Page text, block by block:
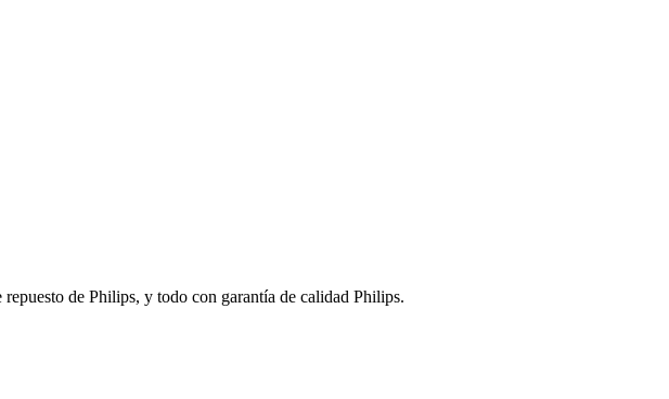
de Philips, y todo con garantía de calidad Philips.